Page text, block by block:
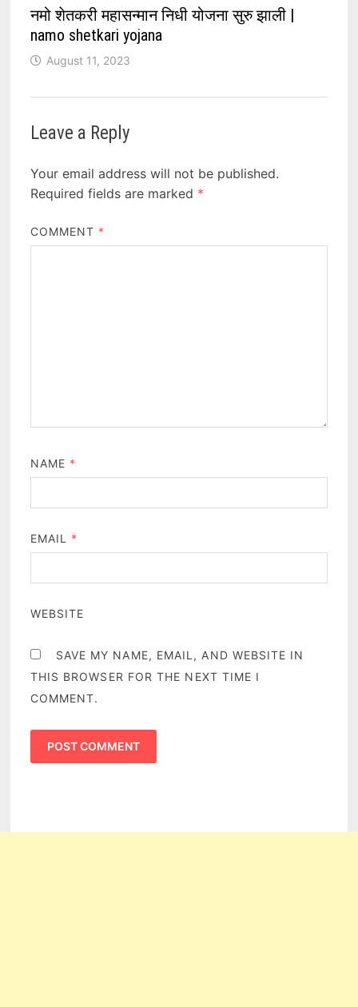
नमो शेतकरी महासन्मान निधी योजना सुरु झाली |
namo shetkari yojana
August 11, 2023
Leave a Reply
Your email address will not be published.
Required fields are marked *
COMMENT *
NAME *
EMAIL *
WEBSITE
SAVE MY NAME, EMAIL, AND WEBSITE IN
THIS BROWSER FOR THE NEXT TIME I
COMMENT.